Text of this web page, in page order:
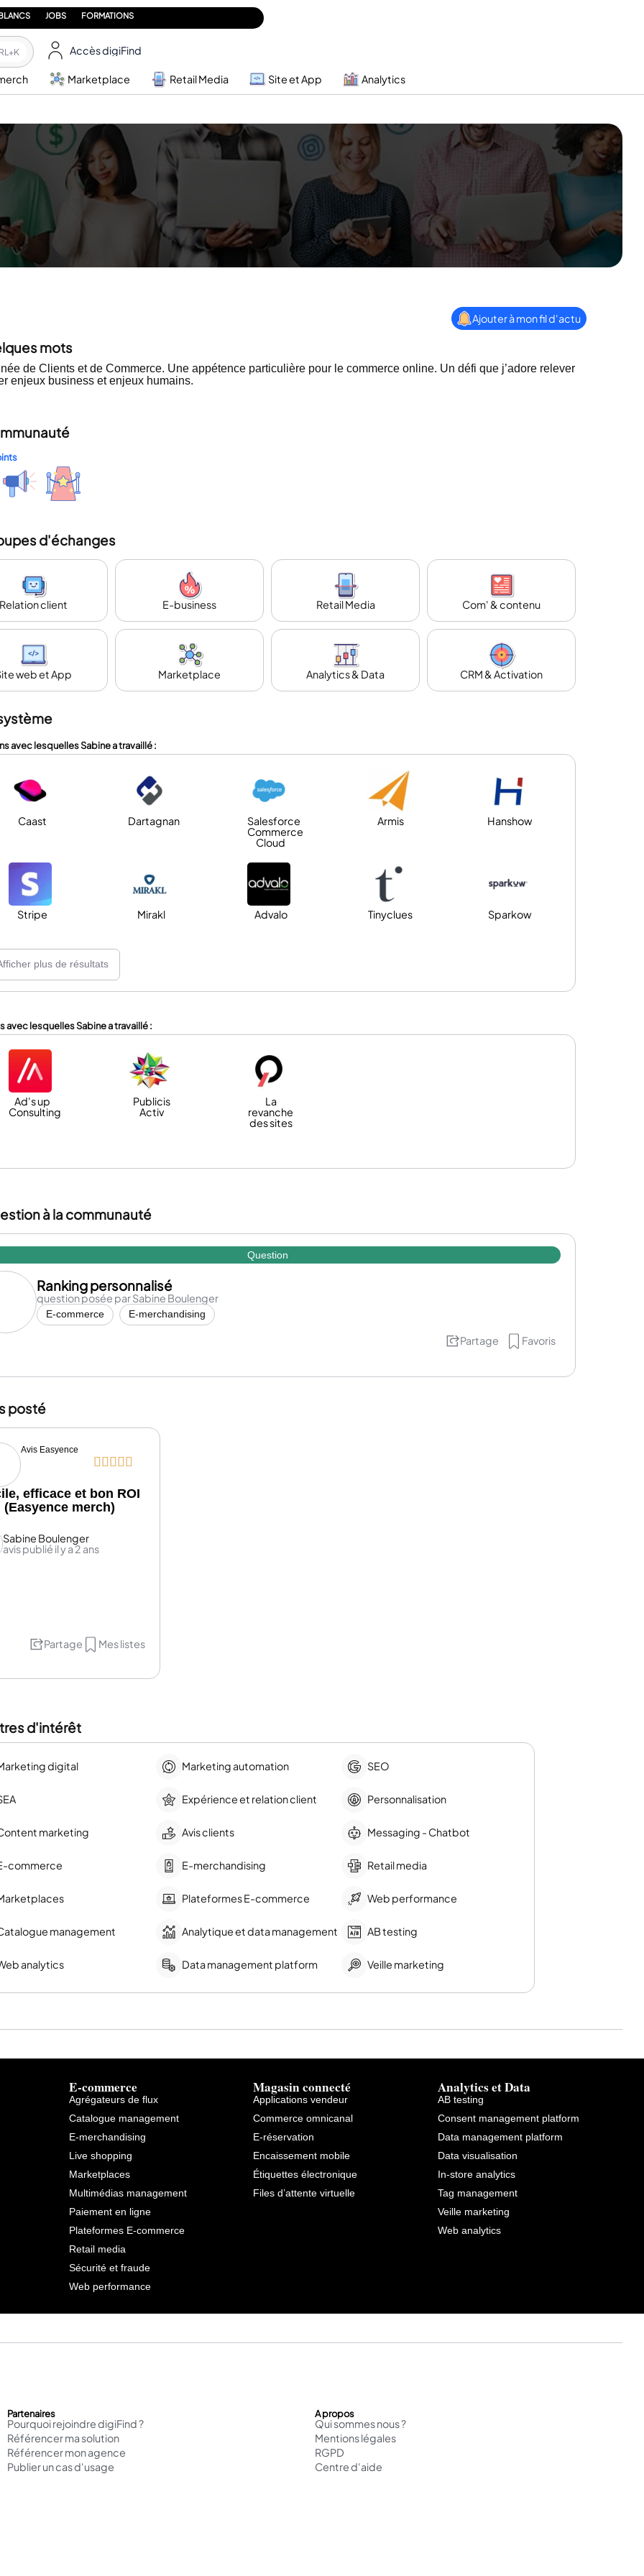
JOBS FORMATIONS
Accès digiFind
Marketplace Retail Media Site et App Analytics
Ajouter à mon fil d'actu
mots
de Clients et de Commerce. Une appétence particulière pour le commerce online. Un défi que j’adore relever
enjeux business et enjeux humains.
d'échanges
Relation client E-business Retail Media Com' & contenu
web et App Marketplace Analytics & Data CRM & Activation
avec lesquelles Sabine a travaillé :
Caast Dartagnan
Salesforce
Commerce
Cloud
Armis Hanshow
Stripe Mirakl Advalo Tinyclues Sparkow
plus de résultats
avec lesquelles Sabine a travaillé :
Ad's up
Consulting
Publicis
Activ
La
revanche
des sites
à la communauté
Question
Ranking personnalisé
question posée par Sabine Boulenger
E-commerce E-merchandising
Partage Favoris
posté
Avis Easyence

efficace et bon ROI
(Easyence merch)
Sabine Boulenger
avis publié il y a 2 ans
Partage Mes listes
d'intérêt
digital Marketing automation SEO
Expérience et relation client Personnalisation
marketing Avis clients Messaging - Chatbot
commerce E-merchandising Retail media
Plateformes E-commerce Web performance
management Analytique et data management AB testing
analytics Data management platform Veille marketing
E-commerce
Agrégateurs de flux
Catalogue management
E-merchandising
Live shopping
Marketplaces
Multimédias management
Paiement en ligne
Plateformes E-commerce
Retail media
Sécurité et fraude
Web performance
Magasin connecté
Applications vendeur
Commerce omnicanal
E-réservation
Encaissement mobile
Étiquettes électronique
Files d’attente virtuelle
Analytics et Data
AB testing
Consent management platform
Data management platform
Data visualisation
In-store analytics
Tag management
Veille marketing
Web analytics
Partenaires
Pourquoi rejoindre digiFind ?
Référencer ma solution
Référencer mon agence
Publier un cas d'usage
A propos
Qui sommes nous ?
Mentions légales
RGPD
Centre d'aide